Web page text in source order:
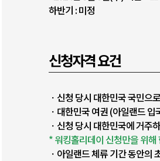
하반기 : 미정
신청자격 요건
ㆍ신청 당시 대한민국 국민으
ㆍ대한민국 여권 (아일랜드
ㆍ신청 당시 대한민국에 거주
* 워킹홀리데이 신청만을 위
ㆍ아일랜드 체류 기간 동안의